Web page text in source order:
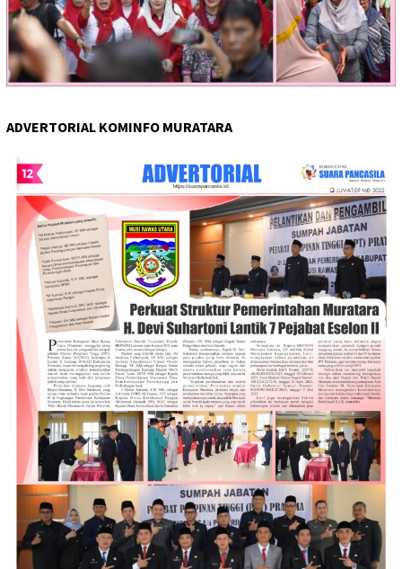
ADVERTORIAL KOMINFO MURATARA